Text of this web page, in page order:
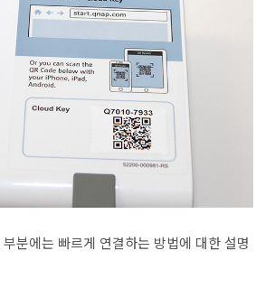
분에는 빠르게 연결하는 방법에 대한 설명